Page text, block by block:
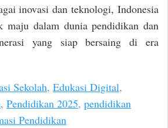
inovasi dan teknologi, Indonesia
maju dalam dunia pendidikan dan
yang siap bersaing di era
Sekolah, Edukasi Digital,
, Pendidikan 2025, pendidikan
Pendidikan